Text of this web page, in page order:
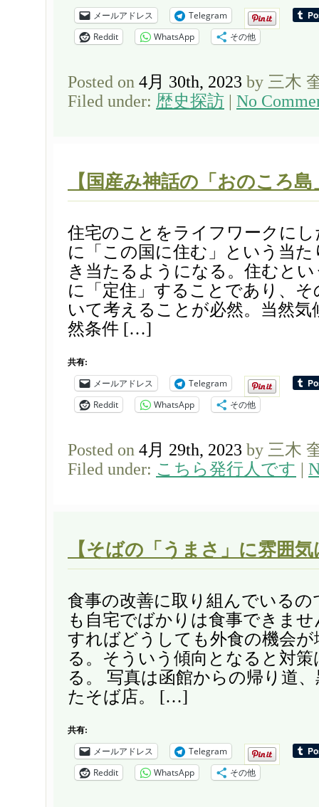
メールアドレス
Telegram
Reddit
WhatsApp その他
Posted on 4月 30th, 2023 by 三木
Filed under: 歴史探訪 | No
【国産み神話の「おのころ
住宅のことをライフワークに
に「この国に住む」という当
き当たるようになる。住むと
に「定住」することであり、
いて考えることが必然。当然気
然条件 […]
共有:
メールアドレス
Telegram
Reddit
WhatsApp その他
Posted on 4月 29th, 2023 by 三木
Filed under: こちら発行人です |
【そばの「うまさ」に雰囲
食事の改善に取り組んでいる
も自宅でばかりは食事できま
すればどうしても外食の機会
る。そういう傾向となると対
る。 写真は函館からの帰り道
たそば店。 […]
共有:
メールアドレス
Telegram
Reddit
WhatsApp その他